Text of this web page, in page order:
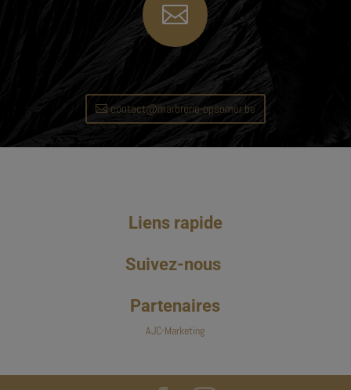

contact@marbrerie-opsomer.be
Liens rapide
Suivez-nous
Partenaires
AJC-Marketing